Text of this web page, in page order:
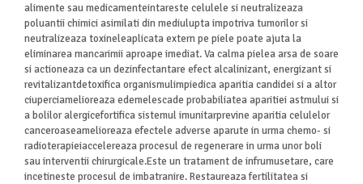
alimente sau medicamenteintareste celulele si neutralizeaza
poluantii chimici asimilati din mediulupta impotriva tumorilor si
neutralizeaza toxineleaplicata extern pe piele poate ajuta la
eliminarea mancarimii aproape imediat. Va calma pielea arsa de soare
si actioneaza ca un dezinfectantare efect alcalinizant, energizant si
revitalizantdetoxifica organismulimpiedica aparitia candidei si a altor
ciuperciamelioreaza edemelescade probabiliatea aparitiei astmului si
a bolilor alergicefortifica sistemul imunitarprevine aparitia celulelor
canceroaseamelioreaza efectele adverse aparute in urma chemo- si
radioterapieiaccelereaza procesul de regenerare in urma unor boli
sau interventii chirurgicale.Este un tratament de infrumusetare, care
incetineste procesul de imbatranire. Restaureaza fertilitatea si